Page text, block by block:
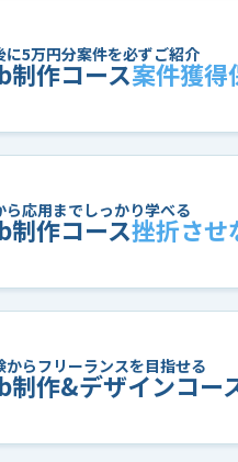
に5万円分案件を必ずご紹介
制作コース案件獲得
ら応用までしっかり学べる
制作コース挫折させ
からフリーランスを目指せる
制作&デザインコー